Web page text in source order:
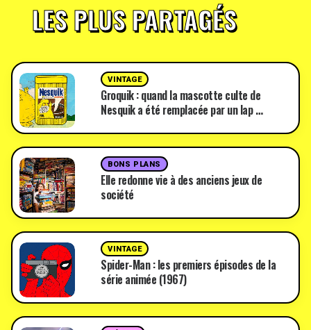
LES PLUS PARTAGÉS
VINTAGE
Groquik : quand la mascotte culte de
Nesquik a été remplacée par un lap …
BONS PLANS
Elle redonne vie à des anciens jeux de
société
VINTAGE
Spider-Man : les premiers épisodes de la
série animée (1967)